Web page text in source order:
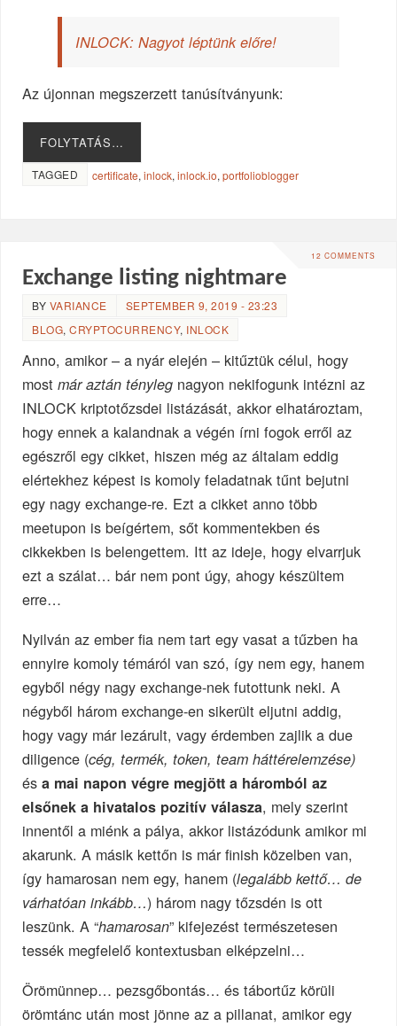
INLOCK: Nagyot léptünk előre!
Az újonnan megszerzett tanúsítványunk:
FOLYTATÁS…
TAGGED certificate,inlock,inlock.io,portfolioblogger
12 COMMENTS
Exchange listing nightmare
BY VARIANCE
SEPTEMBER 9, 2019 - 23:23
BLOG,CRYPTOCURRENCY, INLOCK
Anno, amikor – a nyár elején – kitűztük célul, hogy
mostmár aztán tényleg nagyon nekifogunk intézni az
INLOCK kriptotőzsdei listázását, akkor elhatároztam,
hogy ennek a kalandnak a végén írni fogok erről az
egészről egy cikket, hiszen még az általam eddig
elértekhez képest is komoly feladatnak tűnt bejutni
egy nagy exchange-re. Ezt a cikket anno több
meetupon is beígértem, sőt kommentekben és
cikkekben is belengettem. Itt az ideje, hogy elvarrjuk
ezt a szálat… bár nem pont úgy, ahogy készültem
erre…
Nyilván az ember fia nem tart egy vasat a tűzben ha
ennyire komoly témáról van szó, így nem egy, hanem
egyből négy nagy exchange-nek futottunk neki. A
négyből három exchange-en sikerült eljutni addig,
hogy vagy már lezárult, vagy érdemben zajlik a due
diligence (cég, termék, token, team háttérelemzése)
ésa mai napon végre megjött a háromból az
elsőnek a hivatalos pozitív válasza, mely szerint
innentől a miénk a pálya, akkor listázódunk amikor mi
akarunk. A másik kettőn is már finish közelben van,
így hamarosan nem egy, hanem (legalább kettő… de
várhatóan inkább…) három nagy tőzsdén is ott
leszünk. A “hamarosan” kifejezést természetesen
tessék megfelelő kontextusban elképzelni…
Örömünnep… pezsgőbontás… és tábortűz körüli
örömtánc után most jönne az a pillanat, amikor egy